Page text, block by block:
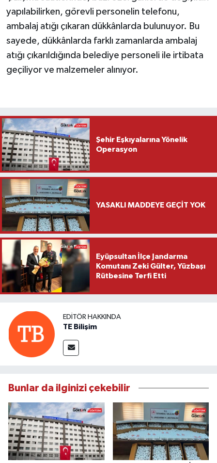
yapılabilirken, görevli personelin telefonu,
ambalaj atığı çıkaran dükkânlarda bulunuyor. Bu
sayede, dükkânlarda farklı zamanlarda ambalaj
atığı çıkarıldığında belediye personeli ile irtibata
geçiliyor ve malzemeler alınıyor.
Şehir Eşkıyalarına Yönelik
Operasyon
YASAKLI MADDEYE GEÇİT YOK
Eyüpsultan İlçe Jandarma
Komutanı Zeki Gülter, Yüzbaşı
Rütbesine Terfi Etti
EDITÖR HAKKINDA
TE Bilişim
Bunlar da ilginizi çekebilir